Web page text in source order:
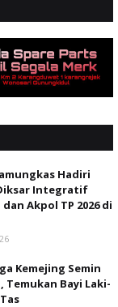
Hadiri
Integratif
Akpol TP 2026 di
Kemejing Semin
Bayi Laki-